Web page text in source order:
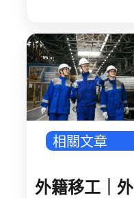
相關文章
外籍移工｜外